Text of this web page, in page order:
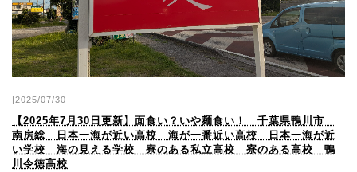
|2025/07/30
【2025年7月30日更新】面食い？いや麺食い！ 千葉県鴨川市
南房総 日本一海が近い高校 海が一番近い高校 日本一海が近
い学校 海の見える学校 寮のある私立高校 寮のある高校 鴨
川令徳高校